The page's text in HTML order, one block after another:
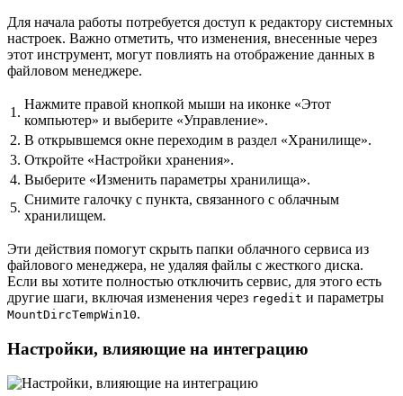
Для начала работы потребуется доступ к редактору системных
настроек. Важно отметить, что изменения, внесенные через
этот инструмент, могут повлиять на отображение данных в
файловом менеджере.
1.
Нажмите правой кнопкой мыши на иконке «Этот
компьютер» и выберите «Управление».
2. В открывшемся окне переходим в раздел «Хранилище».
3. Откройте «Настройки хранения».
4. Выберите «Изменить параметры хранилища».
5.
Снимите галочку с пункта, связанного с облачным
хранилищем.
Эти действия помогут скрыть папки облачного сервиса из
файлового менеджера, не удаляя файлы с жесткого диска.
Если вы хотите полностью отключить сервис, для этого есть
другие шаги, включая изменения через regedit и параметры
MountDircTempWin10.
Настройки, влияющие на интеграцию